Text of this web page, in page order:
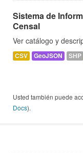
Sistema de
Censal
Ver catálogo y
CSV GeoJSON SHP
Usted también puede
Docs).